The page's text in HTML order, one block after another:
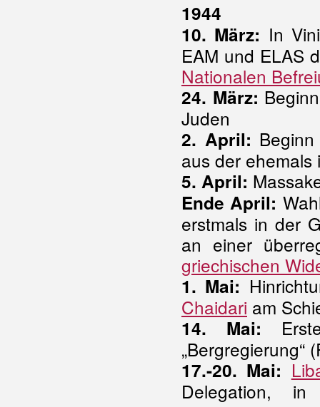
1944
10. März: In
EAM und ELAS
Nationalen
24. März:
Juden
2. April:
aus der
5. April:
Ende April:
erstmals in der
an einer
griechischen
1. Mai:
Chaidari am
14. Mai:
„Bergregierung“
17.-20. Mai:
Delegation,